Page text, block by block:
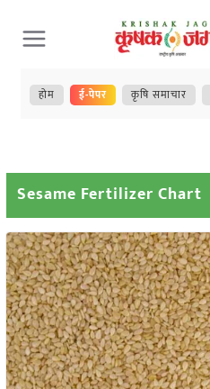
Skip
to
content
होम ई-पेपर कृषि समाचार
Sesame Fertilizer Chart